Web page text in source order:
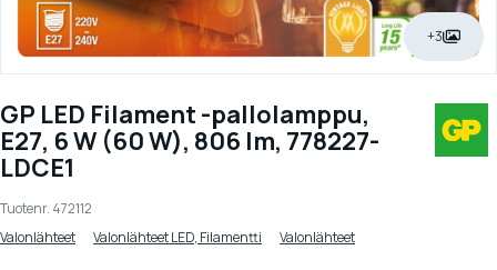
+3
GP LED Filament -pallolamppu,
E27, 6 W (60 W), 806 lm, 778227-
LDCE1
Tuotenr. 472112
Valonlähteet
Valonlähteet LED, Filamentti Valonlähteet